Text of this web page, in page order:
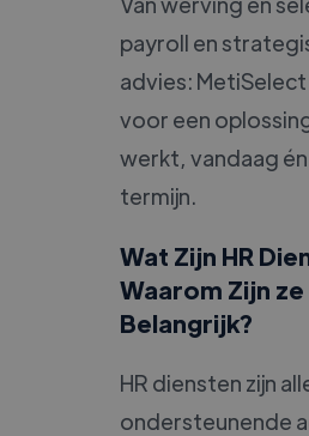
payroll en
advies:
voor een
werkt, vandaag
termijn.
Wat Zijn HR
Waarom Zijn ze
Belangrijk?
HR diensten zijn
ondersteunende